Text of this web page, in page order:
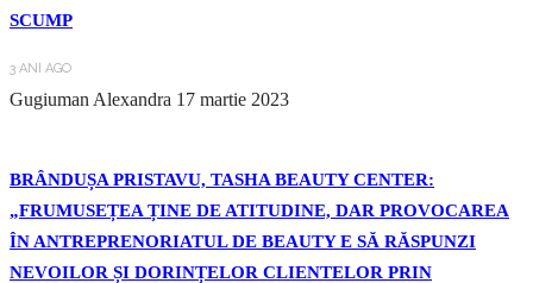
SCUMP
3 ANI AGO
Gugiuman Alexandra 17 martie 2023
BRÂNDUȘA PRISTAVU, TASHA BEAUTY CENTER:
„FRUMUSEȚEA ȚINE DE ATITUDINE, DAR PROVOCAREA
ÎN ANTREPRENORIATUL DE BEAUTY E SĂ RĂSPUNZI
NEVOILOR ȘI DORINȚELOR CLIENTELOR PRIN